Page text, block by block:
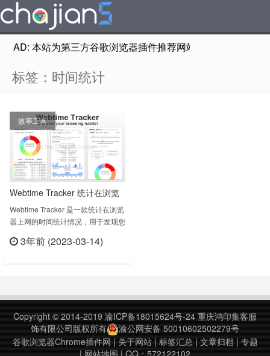
AD: 本站为第三方谷歌浏览器插件推荐网站，非Google
标签：时间统计
效率工具
Webtime Tracker 统计在浏览
器上网的时间统计情况
Webtime Tracker 是一款统计在浏览
器上网的时间统计情况，用于发现您
Webtime Tracker v1.7.8.0上次更新
3年前 (2023-03-14)
Copyright © 2014-2019 渝ICP备18015624号-24 重庆鸿印集客服
饰有限公司版权所有
渝公网安备 50010602502279号
谷歌浏览器Chrome插件网 | 关于网站| 标签汇总| 文章归档 | 专题